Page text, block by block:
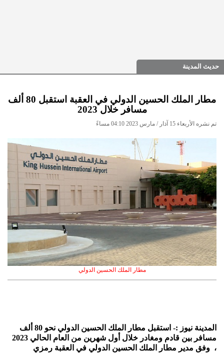
حديث المدينة
مطار الملك الحسين الدولي في العقبة استقبل 80 ألف
مسافر خلال 2023
تم نشره الأربعاء 15 آذار / مارس 2023 04:10 مساءً
مطار الملك الحسين الدولي
المدينة نيوز :- استقبل مطار الملك الحسين الدولي نحو 80 ألف
مسافر بين قادم ومغادر خلال أول شهرين من العام الحالي 2023
، وفق مدير مطار الملك الحسين الدولي في العقبة رمزي